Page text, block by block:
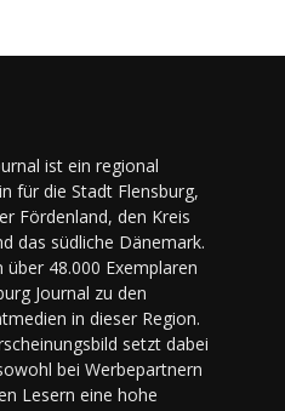
ist ein regional
für die Stadt Flensburg,
Fördenland, den Kreis
das südliche Dänemark.
48.000 Exemplaren
Journal zu den
in dieser Region.
setzt dabei
bei Werbepartnern
Lesern eine hohe